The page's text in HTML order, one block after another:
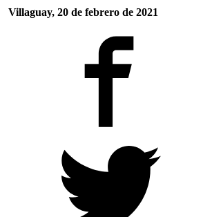
Villaguay, 20 de febrero de 2021